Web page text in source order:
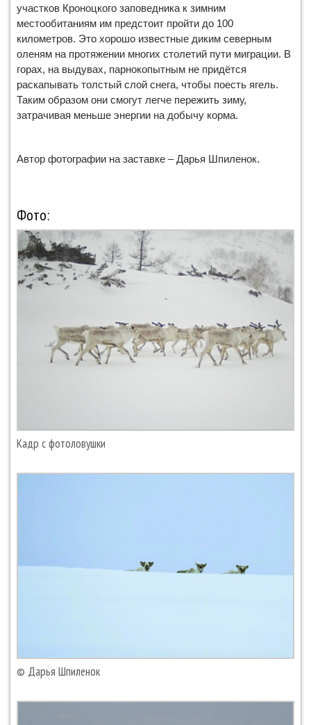
участков Кроноцкого заповедника к зимним
местообитаниям им предстоит пройти до 100
километров. Это хорошо известные диким северным
оленям на протяжении многих столетий пути миграции. В
горах, на выдувах, парнокопытным не придётся
раскапывать толстый слой снега, чтобы поесть ягель.
Таким образом они смогут легче пережить зиму,
затрачивая меньше энергии на добычу корма.
Автор фотографии на заставке – Дарья Шпиленок.
Фото:
Кадр с фотоловушки
© Дарья Шпиленок